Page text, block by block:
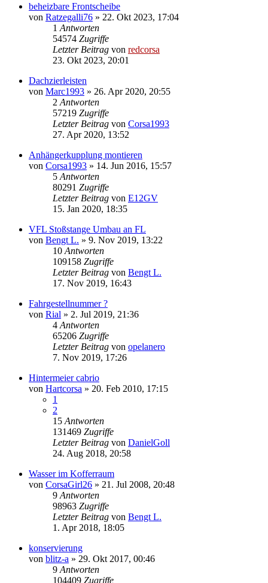
beheizbare Frontscheibe
von Ratzegalli76 » 22. Okt 2023, 17:04
1 Antworten
54574 Zugriffe
Letzter Beitrag von redcorsa
23. Okt 2023, 20:01
Dachzierleisten
von Marc1993 » 26. Apr 2020, 20:55
2 Antworten
57219 Zugriffe
Letzter Beitrag von Corsa1993
27. Apr 2020, 13:52
Anhängerkupplung montieren
von Corsa1993 » 14. Jun 2016, 15:57
5 Antworten
80291 Zugriffe
Letzter Beitrag von E12GV
15. Jan 2020, 18:35
VFL Stoßstange Umbau an FL
von Bengt L. » 9. Nov 2019, 13:22
10 Antworten
109158 Zugriffe
Letzter Beitrag von Bengt L.
17. Nov 2019, 16:43
Fahrgestellnummer ?
von Rial » 2. Jul 2019, 21:36
4 Antworten
65206 Zugriffe
Letzter Beitrag von opelanero
7. Nov 2019, 17:26
Hintermeier cabrio
von Hartcorsa » 20. Feb 2010, 17:15
1
2
15 Antworten
131469 Zugriffe
Letzter Beitrag von DanielGoll
24. Aug 2018, 20:58
Wasser im Kofferraum
von CorsaGirl26 » 21. Jul 2008, 20:48
9 Antworten
98963 Zugriffe
Letzter Beitrag von Bengt L.
1. Apr 2018, 18:05
konservierung
von blitz-a » 29. Okt 2017, 00:46
9 Antworten
104409 Zugriffe